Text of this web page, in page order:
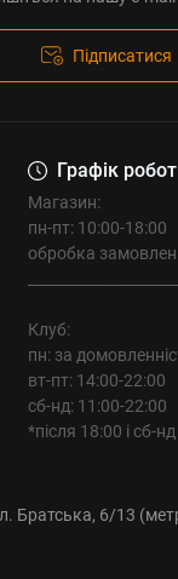
Підписатися
Графік
Магазин:
пн-пт: 10:00-18:00
обробка
Клуб:
пн: за
вт-пт: 14:00-22:00
сб-нд: 11:00-22:00
*після 18:00 і сб-
Братська, 6/13